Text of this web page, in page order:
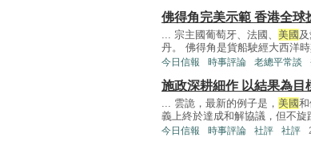
佛得角完美示範 香港全球
... 宗主國葡萄牙、法國、 美國
丹。 佛得角是貨船駛經大西洋時
今日信報 時事評論 老總平常談
施政深耕細作 以結果為目
... 雲詭，最新的例子是， 美國
義上終於達成和解協議，但不旋
今日信報 時事評論 社評 社評